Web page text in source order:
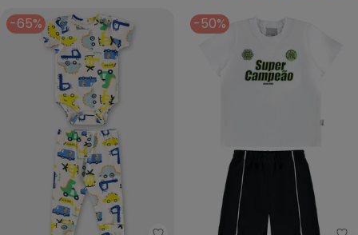
-65% -50%